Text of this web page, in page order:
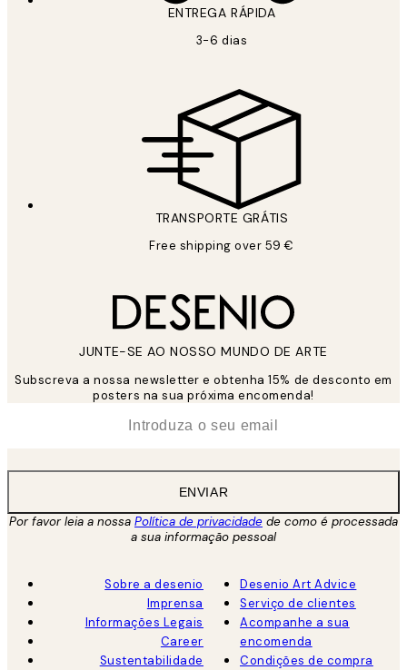
ENTREGA RÁPIDA
3-6 dias
TRANSPORTE GRÁTIS
Free shipping over 59 €
JUNTE-SE AO NOSSO MUNDO DE ARTE
Subscreva a nossa newsletter e obtenha 15% de desconto em
posters na sua próxima encomenda!
ENVIAR
Por favor leia a nossa Política de privacidade de como é processada
a sua informação pessoal
Sobre a desenio
Imprensa
Informações Legais
Career
Sustentabilidade
Desenio Art Advice
Serviço de clientes
Acompanhe a sua
encomenda
Condições de compra